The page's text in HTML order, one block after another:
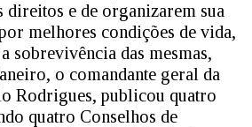
direitos e de organizarem sua
melhores condições de vida,
sobrevivência das mesmas,
o comandante geral da
Rodrigues, publicou quatro
quatro Conselhos de